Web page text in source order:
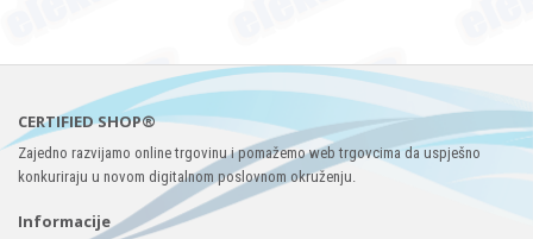
CERTIFIED SHOP®
Zajedno razvijamo online trgovinu i pomažemo web trgovcima da uspješno
konkuriraju u novom digitalnom poslovnom okruženju.
Informacije